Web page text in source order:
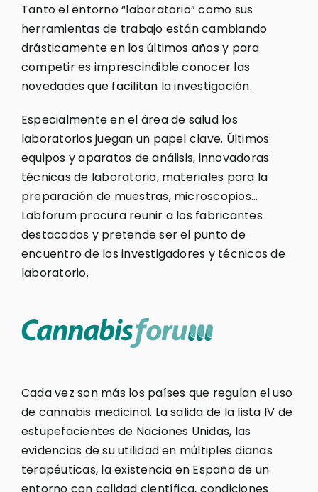
Tanto el entorno “laboratorio” como sus
herramientas de trabajo están cambiando
drásticamente en los últimos años y para
competir es imprescindible conocer las
novedades que facilitan la investigación.
Especialmente en el área de salud los
laboratorios juegan un papel clave. Últimos
equipos y aparatos de análisis, innovadoras
técnicas de laboratorio, materiales para la
preparación de muestras, microscopios…
Labforum procura reunir a los fabricantes
destacados y pretende ser el punto de
encuentro de los investigadores y técnicos de
laboratorio.
Cada vez son más los países que regulan el uso
de cannabis medicinal. La salida de la lista IV de
estupefacientes de Naciones Unidas, las
evidencias de su utilidad en múltiples dianas
terapéuticas, la existencia en España de un